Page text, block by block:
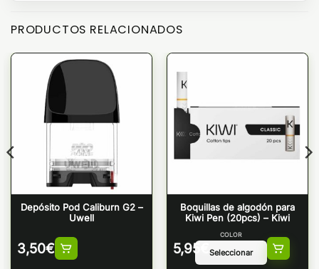
PRODUCTOS RELACIONADOS
Depósito Pod Caliburn G2 –
Uwell
3,50€
Boquillas de algodón para
Kiwi Pen (20pcs) – Kiwi
5,95
COLOR